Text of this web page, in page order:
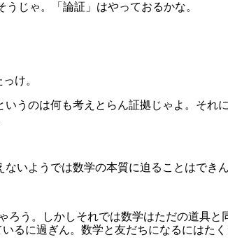
じゃ。「論証」はやっておるかな。
け。
うのは何も考えとらん証拠じゃよ。それ
いようでは数学の本質に迫ることはできん
う。しかしそれでは数学はただの道具と
るに過ぎん。数学と友だちになるにはた